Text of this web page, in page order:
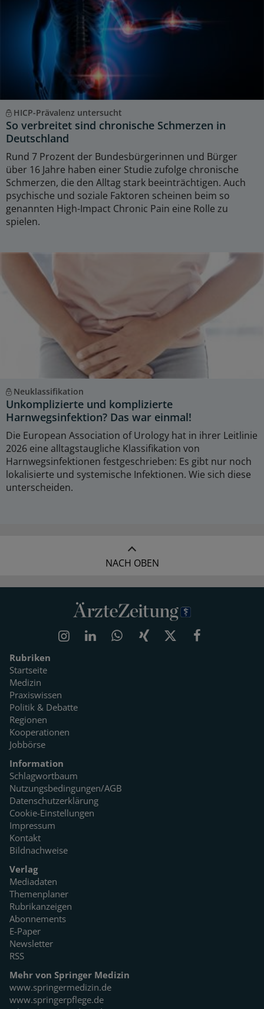
HICP-Prävalenz untersucht
So verbreitet sind chronische Schmerzen in
Deutschland
Rund 7 Prozent der Bundesbürgerinnen und Bürger
über 16 Jahre haben einer Studie zufolge chronische
Schmerzen, die den Alltag stark beeinträchtigen. Auch
psychische und soziale Faktoren scheinen beim so
genannten High-Impact Chronic Pain eine Rolle zu
spielen.
Neuklassifikation
Unkomplizierte und komplizierte
Harnwegsinfektion? Das war einmal!
Die European Association of Urology hat in ihrer Leitlinie
2026 eine alltagstaugliche Klassifikation von
Harnwegsinfektionen festgeschrieben: Es gibt nur noch
lokalisierte und systemische Infektionen. Wie sich diese
unterscheiden.
NACH OBEN
Rubriken
Startseite
Medizin
Praxiswissen
Politik & Debatte
Regionen
Kooperationen
Jobbörse
Information
Schlagwortbaum
Nutzungsbedingungen/AGB
Datenschutzerklärung
Cookie-Einstellungen
Impressum
Kontakt
Bildnachweise
Verlag
Mediadaten
Themenplaner
Rubrikanzeigen
Abonnements
E-Paper
Newsletter
RSS
Mehr von Springer Medizin
www.springermedizin.de
www.springerpflege.de